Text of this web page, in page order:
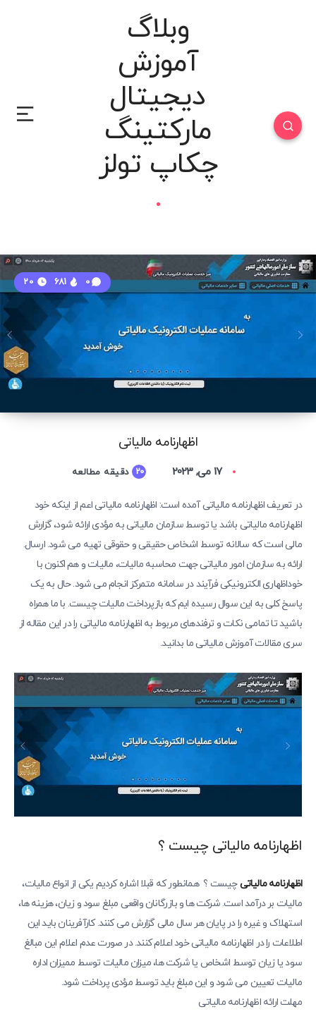
وبلاگ
آموزش
دیجیتال
مارکتینگ
چکاپ تولز
اظهارنامه مالیاتی
0
681
17 می, 2023 20 دقیقه مطالعه
در تعریف اظهارنامه مالیاتی آمده است: اظهارنامه مالیاتی اعم از اینکه خود
اظهارنامه مالیاتی باشد یا توسط سازمان مالیاتی به مؤدی ارائه شود، گزارش
مالی است که سالانه توسط اشخاص حقیقی و حقوقی تهیه می شود. ارسال.
ارائه به سازمان امور مالیاتی جهت محاسبه مالیات، مالیات و هم اکنون با
خوداظهاری الکترونیکی فرآیند در سامانه متمرکز انجام می شود. حال به یک
پاسخ کلی به این سوال رسیده ایم که بازپرداخت مالیات چیست. با ما همراه
باشید تا تمامی نکات و ترفندهای مربوط به اظهارنامه مالیاتی را در این مقاله از
سری مقالات آموزش مالیاتی ما بدانید.
اظهارنامه مالیاتی چیست ؟
اظهارنامه مالیاتیچیست ؟ همانطور که قبلا اشاره کردیم یکی از انواع مالیات،
مالیات بر درآمد است. شرکت ها و بازرگانان واقعی مبلغ سود و زیان، هزینه ها،
استهلاک و غیره را در پایان هر سال مالی گزارش می کنند. کارآفرینان باید این
اطلاعات را در اظهارنامه مالیاتی خود اعلام کنند. در صورت عدم اعلام این مبالغ
سود یا زیان توسط اشخاص یا شرکت ها، میزان مالیات توسط ممیزان اداره
مالیات تعیین می شود و این مبلغ باید توسط مؤدی پرداخت شود.
مهلت ارائه اظهارنامه مالیاتی